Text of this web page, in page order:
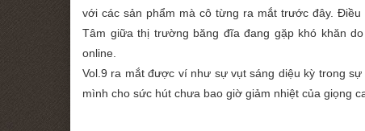
với các sản phẩm mà cô từng ra mắt trước đây.
Tâm giữa thị trường băng đĩa đang gặp khó khăn
online.
Vol.9 ra mắt được ví như sự vụt sáng diệu kỳ trong
mình cho sức hút chưa bao giờ giảm nhiệt của giọng